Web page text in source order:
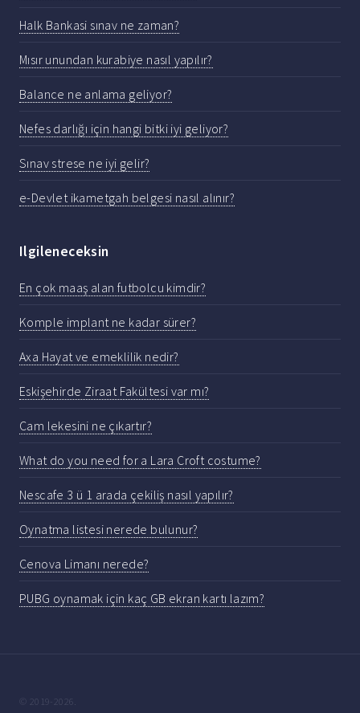
Halk Bankasi sınav ne zaman?
Mısır unundan kurabiye nasıl yapılır?
Balance ne anlama geliyor?
Nefes darlığı için hangi bitki iyi geliyor?
Sınav strese ne iyi gelir?
e-Devlet ikametgah belgesi nasıl alınır?
Ilgileneceksin
En çok maaş alan futbolcu kimdir?
Komple implant ne kadar sürer?
Axa Hayat ve emeklilik nedir?
Eskişehirde Ziraat Fakültesi var mı?
Cam lekesini ne çıkartır?
What do you need for a Lara Croft costume?
Nescafe 3 ü 1 arada çekiliş nasıl yapılır?
Oynatma listesi nerede bulunur?
Cenova Limanı nerede?
PUBG oynamak için kaç GB ekran kartı lazım?
© 2019-2026.